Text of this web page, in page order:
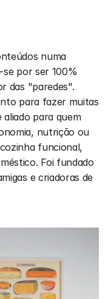
numa
por ser 100%
das "paredes".
para fazer muitas
para quem
nutrição ou
funcional,
Foi fundado
e criadoras de